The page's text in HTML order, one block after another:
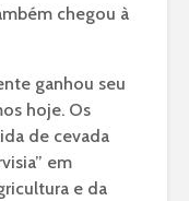
chegou à
ganhou seu
hoje. Os
de cevada
em
e da